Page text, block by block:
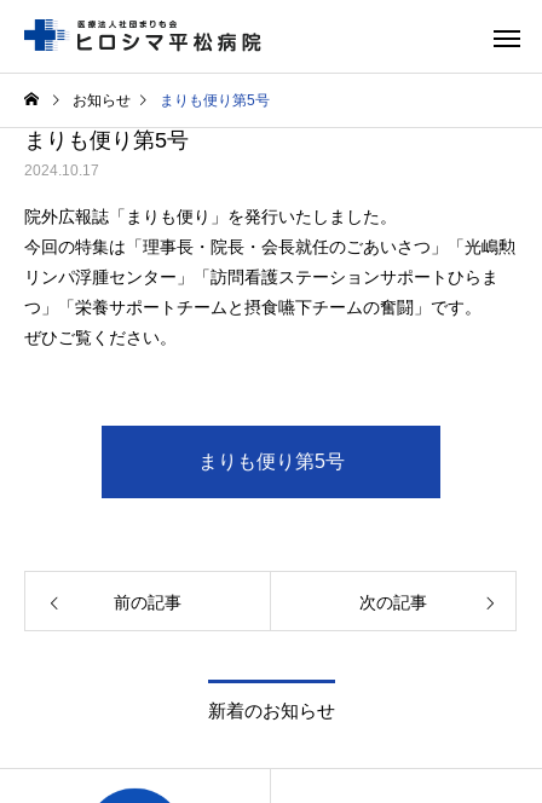
救急外来 整形外
（自由診療）
お知らせ まりも便り第5号
まりも便り第5号
2024.10.17
院外広報誌「まりも便り」を発行いたしました。
今回の特集は「理事長・院長・会長就任のごあいさつ」「光嶋勲
リンパ浮腫センター」「訪問看護ステーションサポートひらま
つ」「栄養サポートチームと摂食嚥下チームの奮闘」です。
ぜひご覧ください。
まりも便り第5号
前の記事 次の記事
新着のお知らせ